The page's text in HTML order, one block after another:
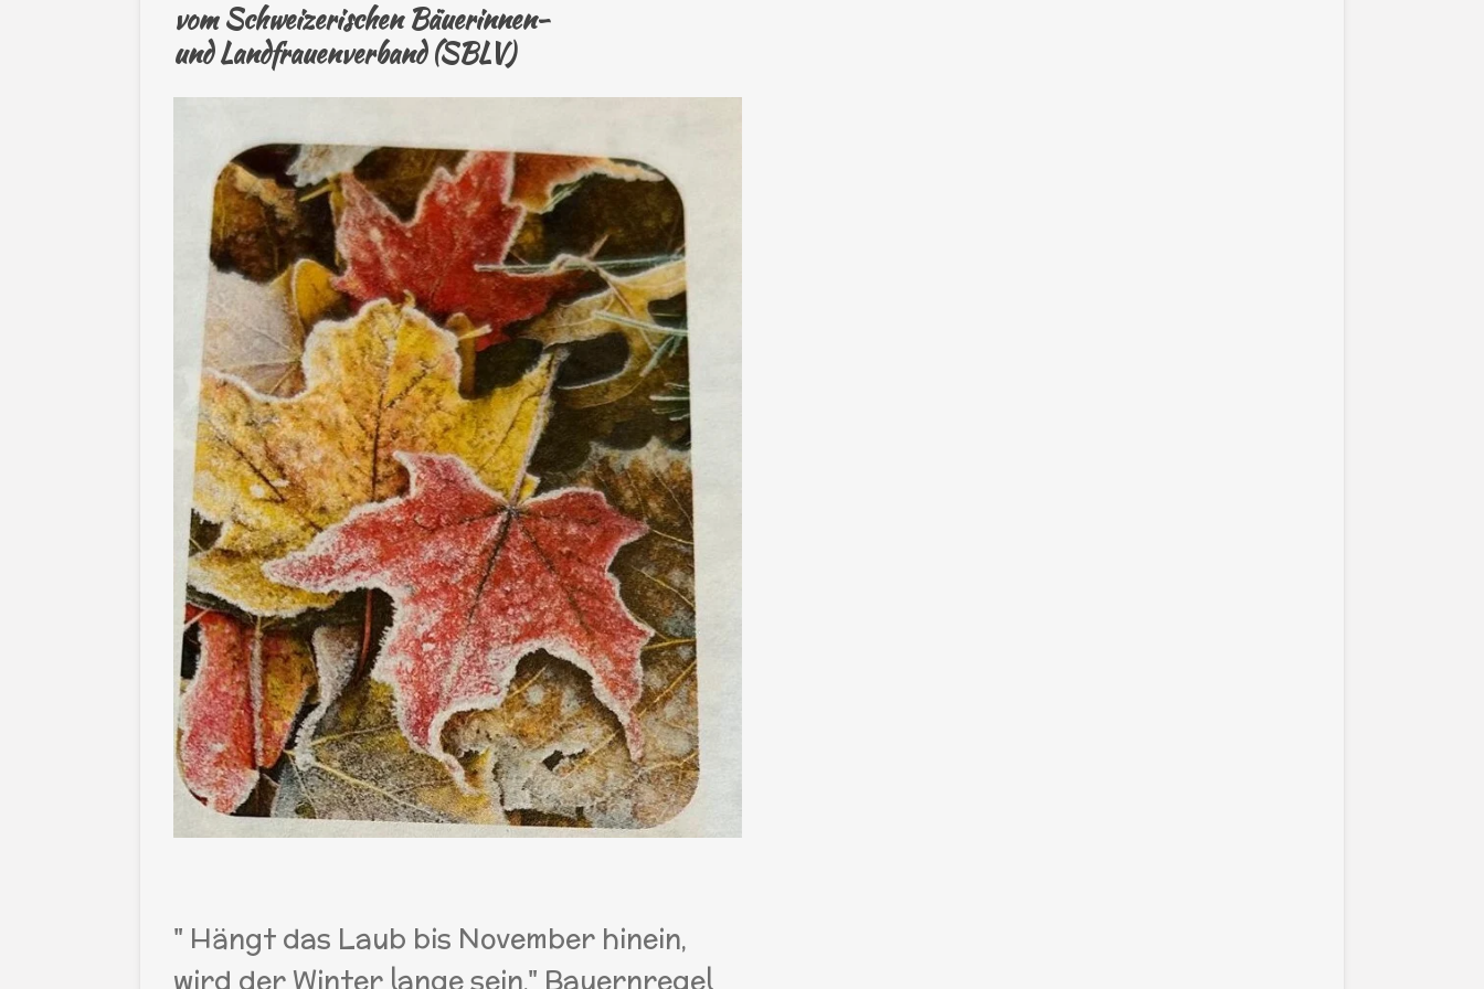
vom Schweizerischen Bäuerinnen-
und Landfrauenverband (SBLV)
" Hängt das Laub bis November hinein,
wird der Winter lange sein." Bauernregel